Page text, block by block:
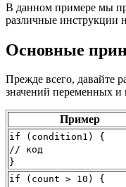
В данном примере мы
различные инструкции
Основные
Прежде всего, давайте
значений переменных и
Пример
if (condition1) {
// код
}
if (count > 10) {